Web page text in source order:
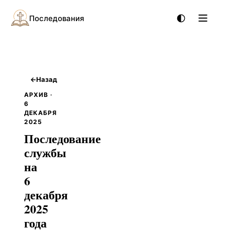
Последования
←Назад
АРХИВ ·
6
ДЕКАБРЯ
2025
Последование
службы
на
6
декабря
2025
года